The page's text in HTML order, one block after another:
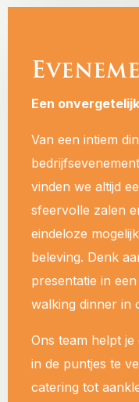
Een
Van een intiem
vinden we altijd
sfeervolle zalen
eindeloze
beleving. Denk
presentatie in
walking dinner in
Ons team helpt
in de puntjes te
catering tot